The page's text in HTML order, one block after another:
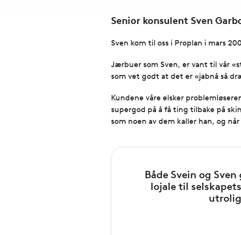
Senior konsulent Sven
Sven kom til oss i Proplan i mars
Jærbuer som Sven, er vant til vår
som vet godt at det er «jabnå så
Kundene våre elsker
supergod på å få ting tilbake på
som noen av dem kaller han, og
Både Svein og
lojale til